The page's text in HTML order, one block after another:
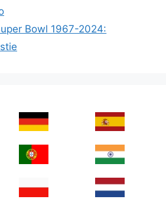
Bowl 1967-2024: